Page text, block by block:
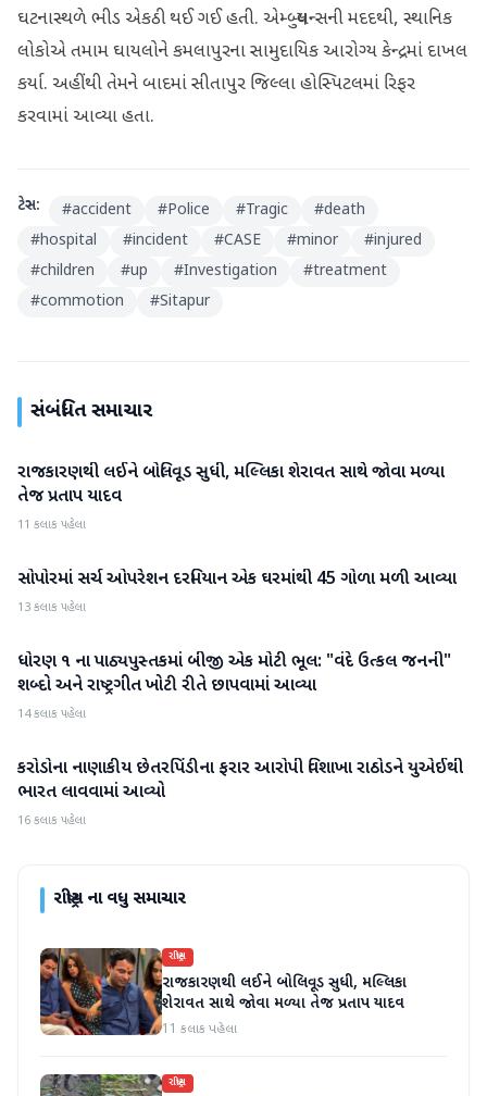
ઘટનાસ્થળે ભીડ એકઠી થઈ ગઈ હતી. એમ્બ્યુલન્સની મદદથી, સ્થાનિક
લોકોએ તમામ ઘાયલોને કમલાપુરના સામુદાયિક આરોગ્ય કેન્દ્રમાં દાખલ
કર્યા. અહીંથી તેમને બાદમાં સીતાપુર જિલ્લા હોસ્પિટલમાં રિફર
કરવામાં આવ્યા હતા.
ટેગ્સ: #accident #Police #Tragic #death
#hospital #incident #CASE #minor #injured
#children #up #Investigation #treatment
#commotion #Sitapur
સંબંધિત સમાચાર
રાષ્ટ્રીય
રાજકારણથી લઈને બોલિવૂડ સુધી, મલ્લિકા શેરાવત સાથે જોવા મળ્યા
તેજ પ્રતાપ યાદવ
11 કલાક પહેલા
રાષ્ટ્રીય
સોપોરમાં સર્ચ ઓપરેશન દરમિયાન એક ઘરમાંથી 45 ગોળા મળી આવ્યા
13 કલાક પહેલા
રાષ્ટ્રીય
ધોરણ ૧ ના પાઠ્યપુસ્તકમાં બીજી એક મોટી ભૂલ: "વંદે ઉત્કલ જનની"
શબ્દો અને રાષ્ટ્રગીત ખોટી રીતે છાપવામાં આવ્યા
14 કલાક પહેલા
રાષ્ટ્રીય
કરોડોના નાણાકીય છેતરપિંડીના ફરાર આરોપી વિશાખા રાઠોડને યુએઈથી
ભારત લાવવામાં આવ્યો
16 કલાક પહેલા
રાષ્ટ્રીયના વધુ સમાચાર
રાષ્ટ્રીય
રાજકારણથી લઈને બોલિવૂડ સુધી, મલ્લિકા
શેરાવત સાથે જોવા મળ્યા તેજ પ્રતાપ યાદવ
11 કલાક પહેલા
રાષ્ટ્રીય